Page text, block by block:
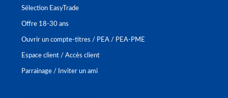
Sélection EasyTrade
Offre 18-30 ans
Ouvrir un compte-titres / PEA / PEA-PME
Espace client / Accès client
Parrainage / Inviter un ami